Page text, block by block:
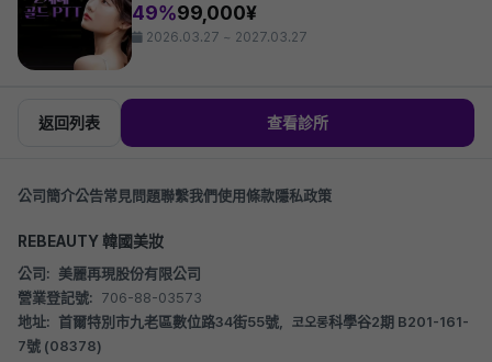
49%99,000¥
2026.03.27 ~ 2027.03.27
返回列表 查看診所
公司簡介公告常見問題聯繫我們使用條款隱私政策
REBEAUTY 韓國美妝
公司: 美麗再現股份有限公司
營業登記號: 706-88-03573
地址: 首爾特別市九老區數位路34街55號，코오롱科學谷2期 B201-161-
7號 (08378)